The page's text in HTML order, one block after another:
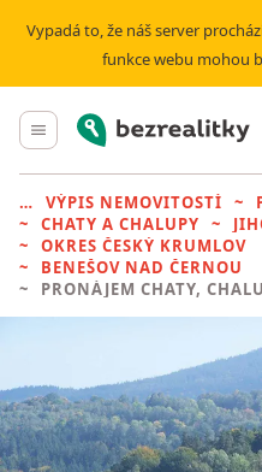
Vypadá to, že náš server
funkce webu mohou
Hlavní menu
Bezrealitky
VÝPIS NEMOVITOSTÍ
CHATY A CHALUPY
OKRES ČESKÝ KRUMLOV
BENEŠOV NAD ČERNOU
PRONÁJEM CHATY,